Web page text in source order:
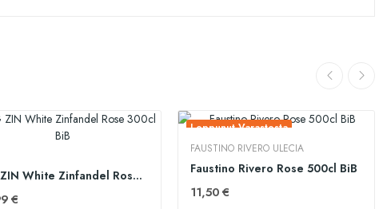
BIG ZIN White Zinfandel Rose 300cl BiB
€
Loppunut Varastosta
FAUSTINO RIVERO ULECIA
Faustino Rivero Rose 500cl BiB
11,50 €